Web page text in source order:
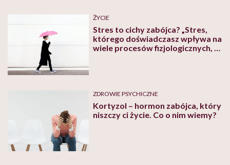
ŻYCIE
Stres to cichy zabójca? „Stres,
którego doświadczasz wpływa na
wiele procesów fizjologicznych, w
ZDROWIE PSYCHICZNE
Kortyzol – hormon zabójca, który
niszczy ci życie. Co o nim wiemy?